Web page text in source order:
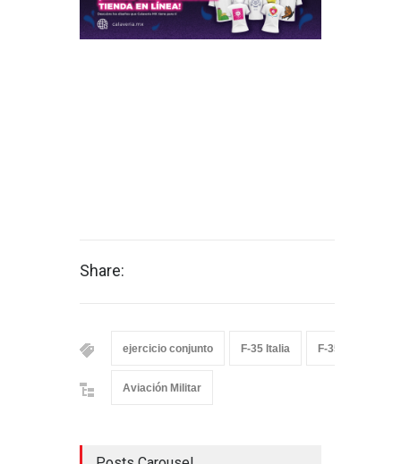
Share:
ejercicio conjunto F-35 Italia F-35A Lightning
Aviación Militar